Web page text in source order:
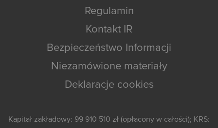
Regulamin
Kontakt IR
Bezpieczeństwo Informacji
Niezamówione materiały
Deklaracje cookies
Kapitał zakładowy: 99 910 510 zł (opłacony w całości); KRS: